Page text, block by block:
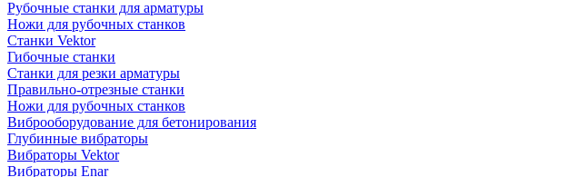
Рубочные станки для арматуры
Ножи для рубочных станков
Станки Vektor
Гибочные станки
Станки для резки арматуры
Правильно-отрезные станки
Ножи для рубочных станков
Виброоборудование для бетонирования
Глубинные вибраторы
Вибраторы Vektor
Вибраторы Enar